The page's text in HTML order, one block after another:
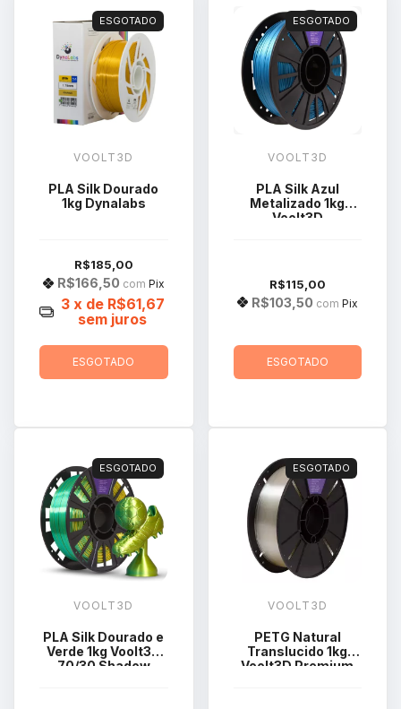
ESGOTADO
VOOLT3D
PLA Silk Dourado
1kg Dynalabs
R$185,00
R$166,50 com Pix
3 x de R$61,67
sem juros
ESGOTADO
ESGOTADO
VOOLT3D
PLA Silk Azul
Metalizado 1kg
Voolt3D
R$115,00
R$103,50 com Pix
ESGOTADO
ESGOTADO
VOOLT3D
PLA Silk Dourado e
Verde 1kg Voolt3D
70/30 Shadow
ESGOTADO
VOOLT3D
PETG Natural
Translucido 1kg
Voolt3D Premium